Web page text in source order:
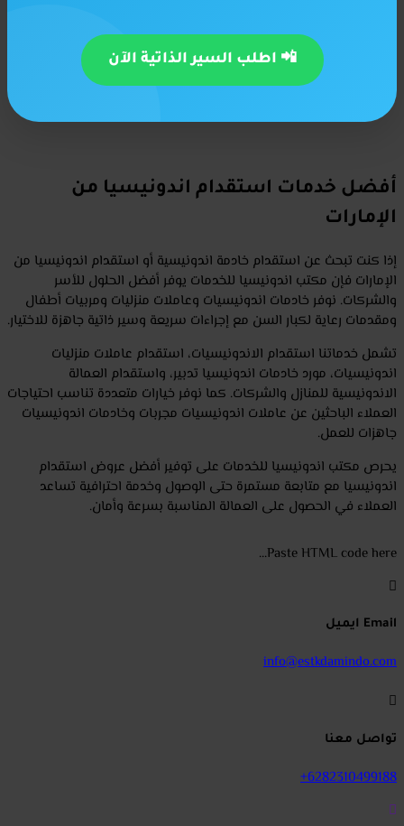
📲 اطلب السير الذاتية الآن
أفضل خدمات استقدام اندونيسيا من
الإمارات
إذا كنت تبحث عن استقدام خادمة اندونيسية أو استقدام اندونيسيا من
الإمارات فإن مكتب اندونيسيا للخدمات يوفر أفضل الحلول للأسر
والشركات. نوفر خادمات اندونيسيات وعاملات منزليات ومربيات أطفال
ومقدمات رعاية لكبار السن مع إجراءات سريعة وسير ذاتية جاهزة للاختيار.
تشمل خدماتنا استقدام الاندونيسيات، استقدام عاملات منزليات
اندونيسيات، مورد خادمات اندونيسيا تدبير، واستقدام العمالة
الاندونيسية للمنازل والشركات. كما نوفر خيارات متعددة تناسب احتياجات
العملاء الباحثين عن عاملات اندونيسيات مجربات وخادمات اندونيسيات
جاهزات للعمل.
يحرص مكتب اندونيسيا للخدمات على توفير أفضل عروض استقدام
اندونيسيا مع متابعة مستمرة حتى الوصول وخدمة احترافية تساعد
العملاء في الحصول على العمالة المناسبة بسرعة وأمان.
Paste HTML code here...
Email ايميل
info@estkdamindo.com
تواصل معنا
6282310499188+